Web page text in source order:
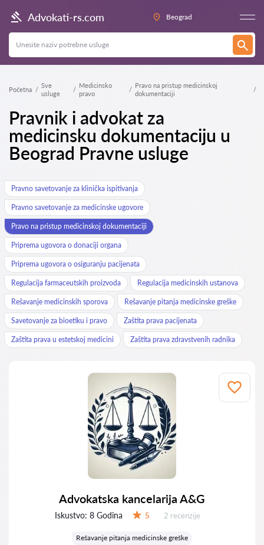
Advokati-rs.com Beograd
Početna
Sve
usluge
Medicinsko
pravo
Pravo na pristup medicinskoj
dokumentaciji
Pravnik i advokat za
medicinsku dokumentaciju u
Beograd Pravne usluge
Pravno savetovanje za klinička ispitivanja
Pravno savetovanje za medicinske ugovore
Pravo na pristup medicinskoj dokumentaciji
Priprema ugovora o donaciji organa
Priprema ugovora o osiguranju pacijenata
Regulacija farmaceutskih proizvoda Regulacija medicinskih ustanova
Rešavanje medicinskih sporova Rešavanje pitanja medicinske greške
Savetovanje za bioetiku i pravo Zaštita prava pacijenata
Zaštita prava u estetskoj medicini Zaštita prava zdravstvenih radnika
Advokatska kancelarija A&G
Iskustvo: 8 Godina 5 Recenzija:
2 recenzije
Rešavanje pitanja medicinske greške